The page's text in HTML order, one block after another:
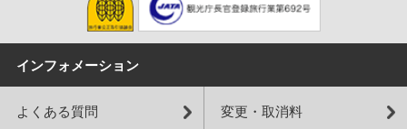
インフォメーション
よくある質問 変更・取消料